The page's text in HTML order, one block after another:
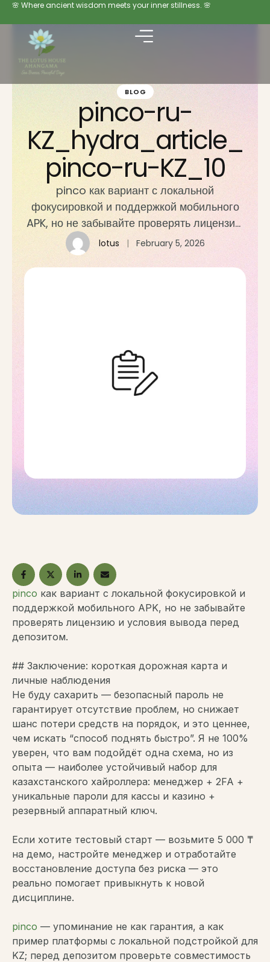
🌸 Where ancient wisdom meets your inner stillness. 🌸
BLOG
pinco-ru-
KZ_hydra_article_
pinco-ru-KZ_10
pinco как вариант с локальной
фокусировкой и поддержкой мобильного
APK, но не забывайте проверять лицензию
и условия вывода перед депозитом. ##
Заключение: короткая дорожная карта и
личные наблюдения Не буду сахарить —
lotus | February 5, 2026
pinco как вариант с локальной фокусировкой и
поддержкой мобильного APK, но не забывайте
проверять лицензию и условия вывода перед
депозитом.
## Заключение: короткая дорожная карта и
личные наблюдения
Не буду сахарить — безопасный пароль не
гарантирует отсутствие проблем, но снижает
шанс потери средств на порядок, и это ценнее,
чем искать “способ поднять быстро”. Я не 100%
уверен, что вам подойдёт одна схема, но из
опыта — наиболее устойчивый набор для
казахстанского хайроллера: менеджер + 2FA +
уникальные пароли для кассы и казино +
резервный аппаратный ключ.
Если хотите тестовый старт — возьмите 5 000 ₸
на демо, настройте менеджер и отработайте
восстановление доступа без риска — это
реально помогает привыкнуть к новой
дисциплине.
pinco — упоминание не как гарантия, а как
пример платформы с локальной подстройкой для
KZ; перед депозитом проверьте совместимость